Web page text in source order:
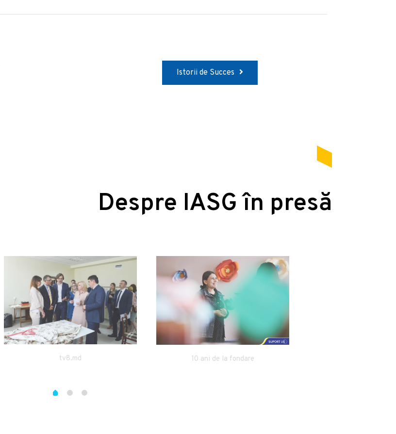
Istorii de Succes
Despre IASG în presă
tv8.md 10 ani de la fondare